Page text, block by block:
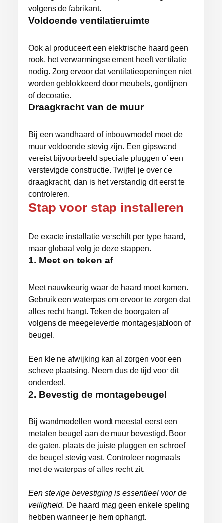
volgens de fabrikant.
Voldoende ventilatieruimte
Ook al produceert een elektrische haard geen
rook, het verwarmingselement heeft ventilatie
nodig. Zorg ervoor dat ventilatieopeningen niet
worden geblokkeerd door meubels, gordijnen
of decoratie.
Draagkracht van de muur
Bij een wandhaard of inbouwmodel moet de
muur voldoende stevig zijn. Een gipswand
vereist bijvoorbeeld speciale pluggen of een
verstevigde constructie. Twijfel je over de
draagkracht, dan is het verstandig dit eerst te
controleren.
Stap voor stap installeren
De exacte installatie verschilt per type haard,
maar globaal volg je deze stappen.
1. Meet en teken af
Meet nauwkeurig waar de haard moet komen.
Gebruik een waterpas om ervoor te zorgen dat
alles recht hangt. Teken de boorgaten af
volgens de meegeleverde montagesjabloon of
beugel.
Een kleine afwijking kan al zorgen voor een
scheve plaatsing. Neem dus de tijd voor dit
onderdeel.
2. Bevestig de montagebeugel
Bij wandmodellen wordt meestal eerst een
metalen beugel aan de muur bevestigd. Boor
de gaten, plaats de juiste pluggen en schroef
de beugel stevig vast. Controleer nogmaals
met de waterpas of alles recht zit.
Een stevige bevestiging is essentieel voor de
veiligheid. De haard mag geen enkele speling
hebben wanneer je hem ophangt.